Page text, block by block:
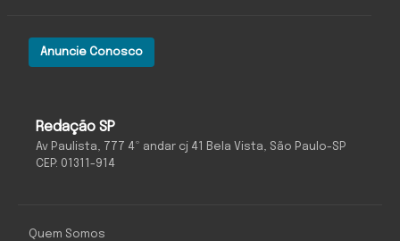
Redação SP
Av Paulista, 777 4º andar cj 41 Bela Vista, São Paulo-SP
CEP: 01311-914
Anuncie Conosco
Quem Somos